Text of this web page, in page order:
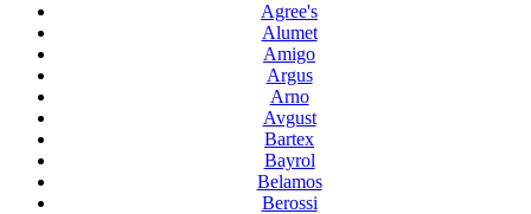
Agree's
Alumet
Amigo
Argus
Arno
Avgust
Bartex
Bayrol
Belamos
Berossi